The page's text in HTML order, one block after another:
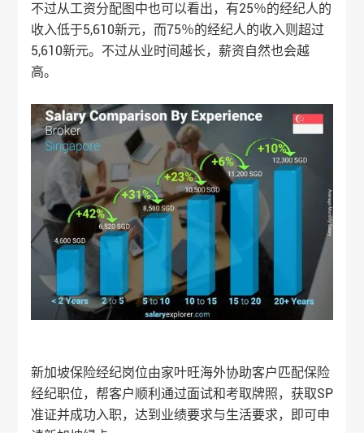
不过从工资分配图中也可以看出，有25％的经纪人的
收入低于5,610新元，而75％的经纪人的收入则超过
5,610新元。不过从业时间越长，薪资自然也会越
高。
新加坡保险经纪岗位由家叶旺海外协助客户匹配保险
经纪职位，帮客户顺利通过面试和考取牌照，获取SP
准证并成功入职，达到业绩要求与生活要求，即可申